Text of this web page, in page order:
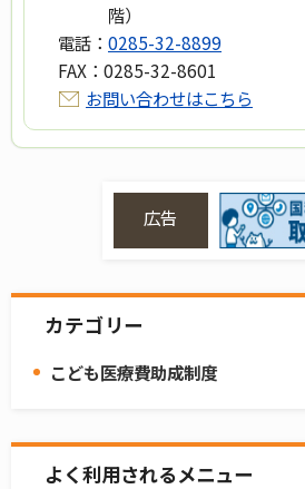
階）
電話： 0285-32-8899
FAX： 0285-32-8601
お問い合わせはこちら
広告
カテゴリー
こども医療費助成制度
よく利用されるメニュー